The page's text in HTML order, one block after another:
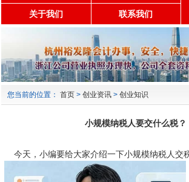
关于我们 联系我们
您当前的位置： 首页 > 创业资讯 > 创业知识
小规模纳税人要交什么税？
今天，小编要给大家介绍一下小规模纳税人交